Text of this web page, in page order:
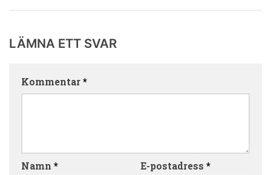
LÄMNA ETT SVAR
Kommentar*
Namn * E-postadress *